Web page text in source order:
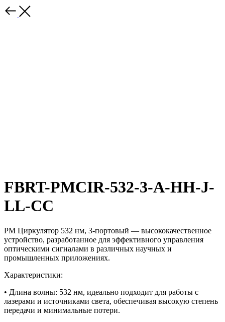
FBRT-PMCIR-532-3-A-HH-J-
LL-CC
PM Циркулятор 532 нм, 3-портовый — высококачественное
устройство, разработанное для эффективного управления
оптическими сигналами в различных научных и
промышленных приложениях.
Характеристики:
• Длина волны: 532 нм, идеально подходит для работы с
лазерами и источниками света, обеспечивая высокую степень
передачи и минимальные потери.